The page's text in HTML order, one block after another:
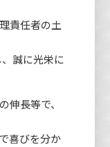
責任者の土
誠に光栄に
伸長等で、
喜びを分か